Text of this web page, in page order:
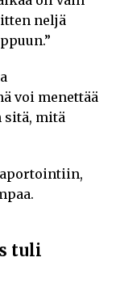
neljä
voi menettää
sitä, mitä
tuli